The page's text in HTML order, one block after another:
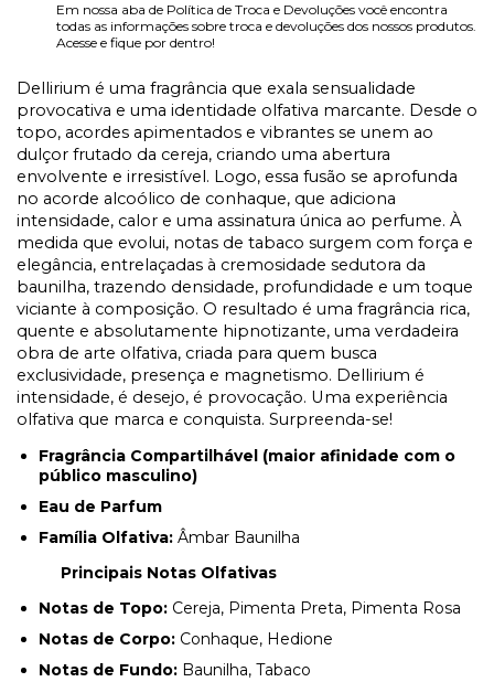
Em nossa aba de Política de Troca e Devoluções você encontra
todas as informações sobre troca e devoluções dos nossos produtos.
Acesse e fique por dentro!
Dellirium é uma fragrância que exala sensualidade
provocativa e uma identidade olfativa marcante. Desde o
topo, acordes apimentados e vibrantes se unem ao
dulçor frutado da cereja, criando uma abertura
envolvente e irresistível. Logo, essa fusão se aprofunda
no acorde alcoólico de conhaque, que adiciona
intensidade, calor e uma assinatura única ao perfume. À
medida que evolui, notas de tabaco surgem com força e
elegância, entrelaçadas à cremosidade sedutora da
baunilha, trazendo densidade, profundidade e um toque
viciante à composição. O resultado é uma fragrância rica,
quente e absolutamente hipnotizante, uma verdadeira
obra de arte olfativa, criada para quem busca
exclusividade, presença e magnetismo. Dellirium é
intensidade, é desejo, é provocação. Uma experiência
olfativa que marca e conquista. Surpreenda-se!
Fragrância Compartilhável (maior afinidade com o
público masculino)
Eau de Parfum
Família Olfativa: Âmbar Baunilha
Principais Notas Olfativas
Notas de Topo: Cereja, Pimenta Preta, Pimenta Rosa
Notas de Corpo: Conhaque, Hedione
Notas de Fundo: Baunilha, Tabaco